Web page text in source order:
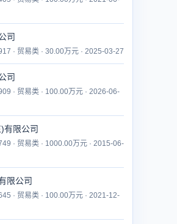
司
· 贸易类 · 30.00万元 · 2025-03-27
司
· 贸易类 · 100.00万元 · 2026-06-
有限公司
· 贸易类 · 1000.00万元 · 2015-06-
限公司
· 贸易类 · 100.00万元 · 2021-12-